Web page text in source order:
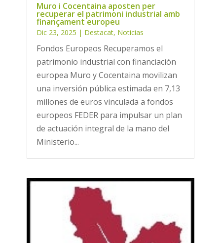
Muro i Cocentaina aposten per
recuperar el patrimoni industrial amb
finançament europeu
Dic 23, 2025 | Destacat, Noticias
Fondos Europeos Recuperamos el
patrimonio industrial con financiación
europea Muro y Cocentaina movilizan
una inversión pública estimada en 7,13
millones de euros vinculada a fondos
europeos FEDER para impulsar un plan
de actuación integral de la mano del
Ministerio...